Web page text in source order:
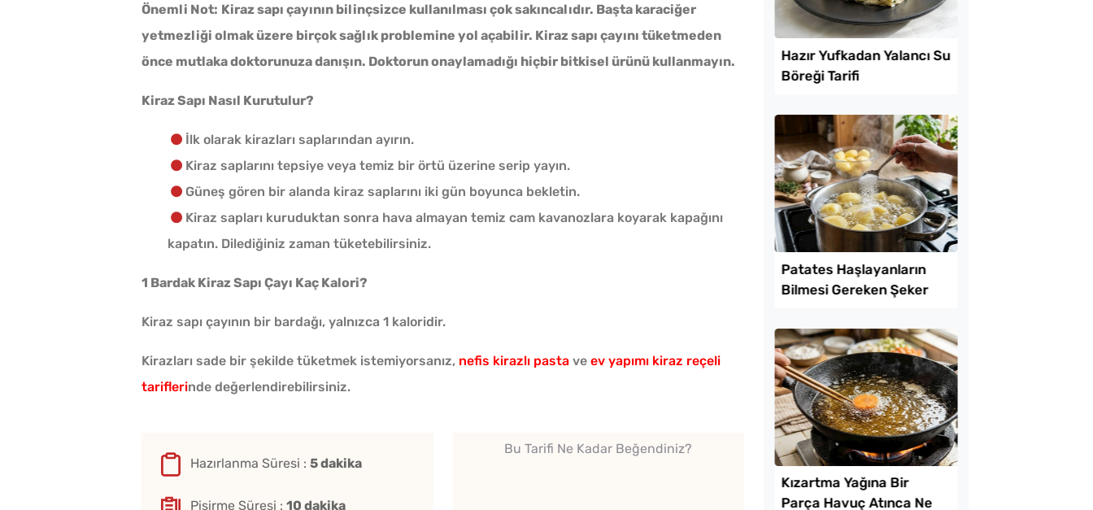
Önemli Not: Kiraz sapı çayının bilinçsizce kullanılması çok sakıncalıdır. Başta karaciğer
yetmezliği olmak üzere birçok sağlık problemine yol açabilir. Kiraz sapı çayını tüketmeden
önce mutlaka doktorunuza danışın. Doktorun onaylamadığı hiçbir bitkisel ürünü kullanmayın.
Kiraz Sapı Nasıl Kurutulur?
İlk olarak kirazları saplarından ayırın.
Kiraz saplarını tepsiye veya temiz bir örtü üzerine serip yayın.
Güneş gören bir alanda kiraz saplarını iki gün boyunca bekletin.
Kiraz sapları kuruduktan sonra hava almayan temiz cam kavanozlara koyarak kapağını
kapatın. Dilediğiniz zaman tüketebilirsiniz.
1 Bardak Kiraz Sapı Çayı Kaç Kalori?
Kiraz sapı çayının bir bardağı, yalnızca 1 kaloridir.
Kirazları sade bir şekilde tüketmek istemiyorsanız, nefis kirazlı pasta ve ev yapımı kiraz reçeli
tariflerinde değerlendirebilirsiniz.
Hazırlanma Süresi : 5 dakika
Pişirme Süresi : 10 dakika
Bu Tarifi Ne Kadar Beğendiniz?
Bir Top Alüminyum Folyo
Atılır?
Çiğ Domates Kavanozda
Nasıl Saklanır?
Az Kıymayla Kıbrıs
Katmer Tarifi
Sadece 1 Patates ve
Böreği Tarifi